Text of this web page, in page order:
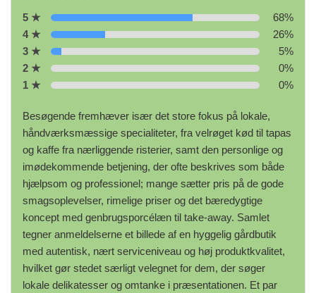
5 ★
68%
4 ★
26%
3 ★
5%
2 ★
0%
1 ★
0%
Besøgende fremhæver især det store fokus på lokale,
håndværksmæssige specialiteter, fra velrøget kød til tapas
og kaffe fra nærliggende risterier, samt den personlige og
imødekommende betjening, der ofte beskrives som både
hjælpsom og professionel; mange sætter pris på de gode
smagsoplevelser, rimelige priser og det bæredygtige
koncept med genbrugsporcélæn til take-away. Samlet
tegner anmeldelserne et billede af en hyggelig gårdbutik
med autentisk, nært serviceniveau og høj produktkvalitet,
hvilket gør stedet særligt velegnet for dem, der søger
lokale delikatesser og omtanke i præsentationen. Et par